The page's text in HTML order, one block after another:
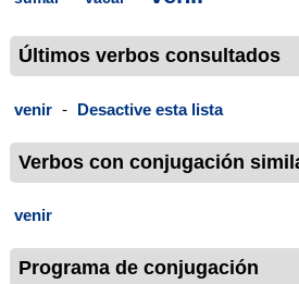
Últimos verbos consultados
venir - Desactive esta lista
Verbos con conjugación
venir
Programa de conjugación